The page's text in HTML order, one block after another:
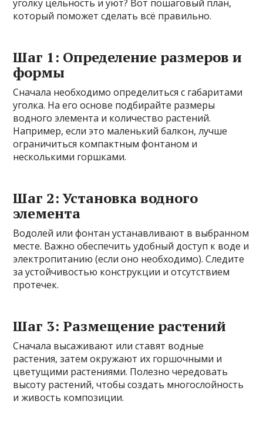
уголку цельность и уют? Вот пошаговый план,
который поможет сделать всё правильно.
Шаг 1: Определение размеров и
формы
Сначала необходимо определиться с габаритами
уголка. На его основе подбирайте размеры
водного элемента и количество растений.
Например, если это маленький балкон, лучше
ограничиться компактным фонтаном и
несколькими горшками.
Шаг 2: Установка водного
элемента
Водолей или фонтан устанавливают в выбранном
месте. Важно обеспечить удобный доступ к воде и
электропитанию (если оно необходимо). Следите
за устойчивостью конструкции и отсутствием
протечек.
Шаг 3: Размещение растений
Сначала высаживают или ставят водные
растения, затем окружают их горшочными и
цветущими растениями. Полезно чередовать
высоту растений, чтобы создать многослойность
и живость композиции.